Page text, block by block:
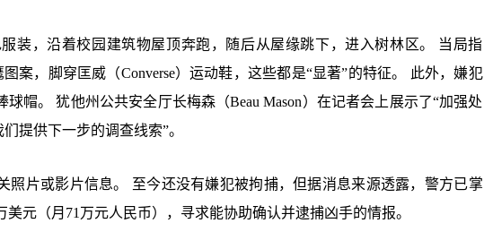
装，沿着校园建筑物屋顶奔跑，随后从屋缘跳下，进入树林区。 当局指
案，脚穿匡威（Converse）运动鞋，这些都是“显著”的特征。 此外，嫌犯
帽。 犹他州公共安全厅长梅森（Beau Mason）在记者会上展示了“加强处
提供下一步的调查线索”。
照片或影片信息。 至今还没有嫌犯被拘捕，但据消息来源透露，警方已掌
元（月71万元人民币），寻求能协助确认并逮捕凶手的情报。